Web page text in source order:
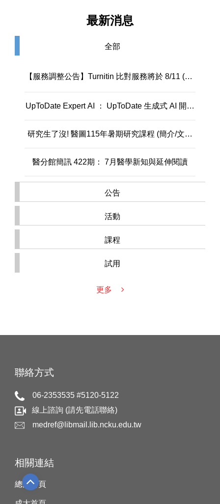
最新消息
全部
公告
活動
課程
試用
【服務調整公告】Turnitin 比對服務將於 8/11 (二)
起，停用部份教師權限功能
UpToDate Expert AI ： UpToDate 生成式 AI 開放
研究生了沒! 醫圖115年暑期研究課程 (簡介/文獻
醫分館簡訊 422期： 7月醫學新知與延伸閱讀
115年7月新書通報
總館、醫分館、新K館2026年暑假開放時間(7/4-
你試用，我買單! 臺灣學術電子書聯盟115年電子
書使用選購開跑!
活動 (人人有獎) × 線上有獎徵答同步登場！
更多
聯絡方式
06-2353535 #5120-5122
線上諮詢 (請先電話聯絡)
medref@libmail.lib.ncku.edu.tw
相關連結
總圖首頁